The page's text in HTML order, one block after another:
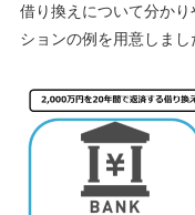
借り換えについて分か
ションの例を用意しまし